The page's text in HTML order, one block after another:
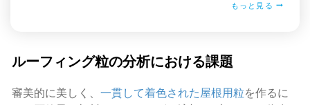
もっと見る
ルーフィング粒の分析における課題
審美的に美しく、 一貫して着色された屋根用粒を作るに